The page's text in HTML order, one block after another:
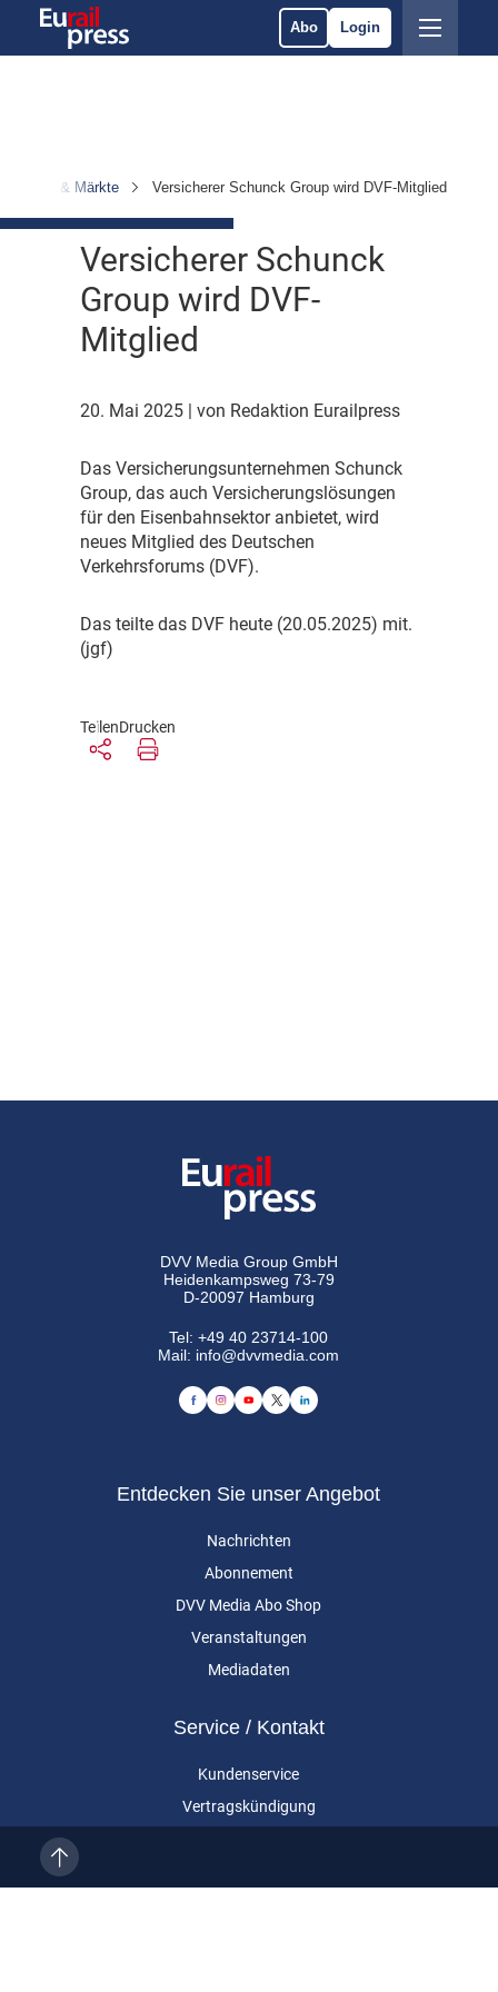
Abo Login
& Märkte Versicherer Schunck Group wird DVF-Mitglied
Versicherer Schunck
Group wird DVF-
Mitglied
20. Mai 2025 | von Redaktion Eurailpress
Das Versicherungsunternehmen Schunck
Group, das auch Versicherungslösungen
für den Eisenbahnsektor anbietet, wird
neues Mitglied des Deutschen
Verkehrsforums (DVF).
Das teilte das DVF heute (20.05.2025) mit.
(jgf)
TeilenDrucken
DVV Media Group GmbH
Heidenkampsweg 73-79
D-20097 Hamburg
Tel:+49 40 23714-100
Mail: info@dvvmedia.com
Entdecken Sie unser Angebot
Nachrichten
Abonnement
DVV Media Abo Shop
Veranstaltungen
Mediadaten
Service / Kontakt
Kundenservice
Vertragskündigung